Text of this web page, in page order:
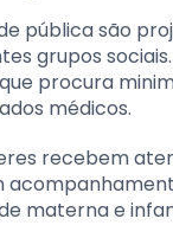
pública são
grupos
procura
médicos.
recebem
materna e